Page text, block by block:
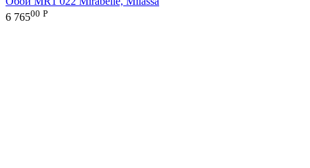
6 76500 Р